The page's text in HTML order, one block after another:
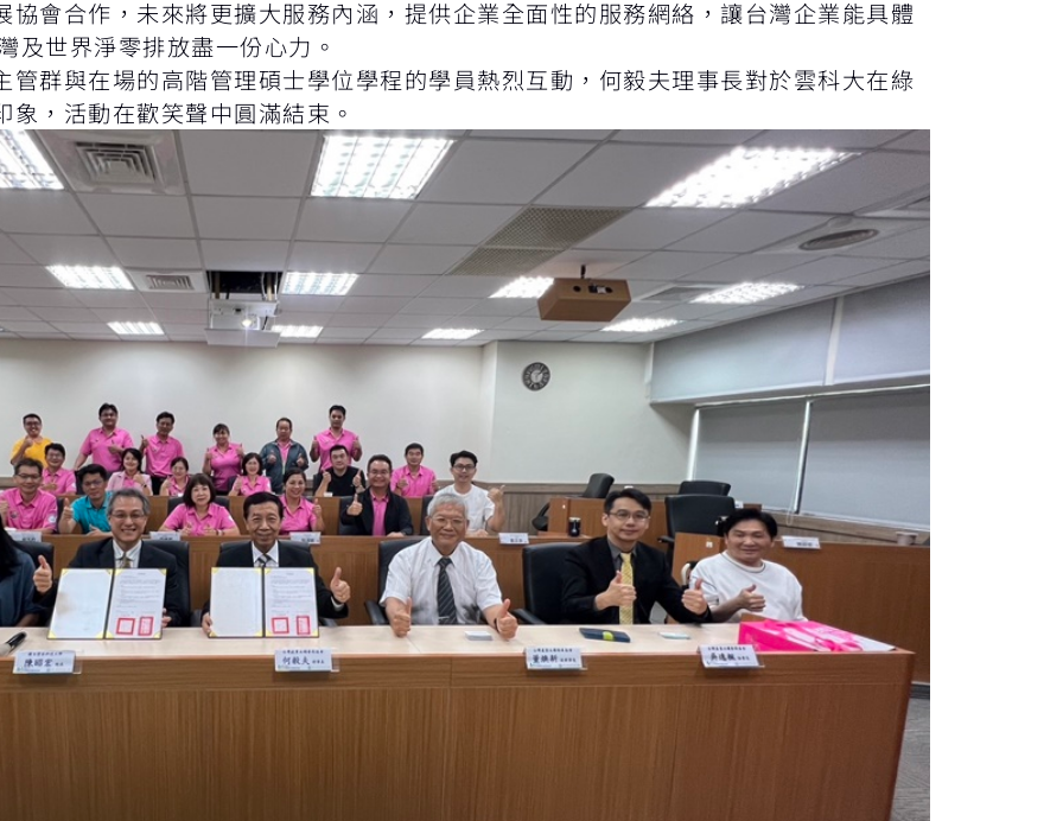
會合作，未來將更擴大服務內涵，提供企業全面性的服務網絡，讓台灣企業能具體
及世界淨零排放盡一份心力。
群與在場的高階管理碩士學位學程的學員熱烈互動，何毅夫理事長對於雲科大在綠
，活動在歡笑聲中圓滿結束。